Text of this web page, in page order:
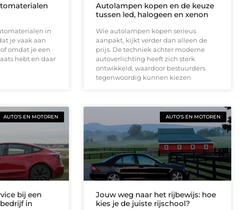
in
je vaak aan
omdat je een
hebt en daar
Autolampen kopen en de keuze
tussen led, halogeen en xenon
Wie autolampen kopen serieus
aanpakt, kijkt verder dan alleen de
prijs. De techniek achter moderne
autoverlichting heeft zich sterk
ontwikkeld, waardoor bestuurders
tegenwoordig kunnen kiezen
AUTO'S EN MOTOREN
bij een
in
AUTO'S EN MOTOREN
Jouw weg naar het rijbewijs: hoe
kies je de juiste rijschool?